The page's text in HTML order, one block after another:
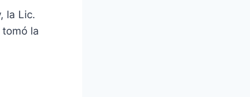
la Lic.
la